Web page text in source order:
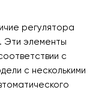
регулятора
Эти элементы
с
с несколькими